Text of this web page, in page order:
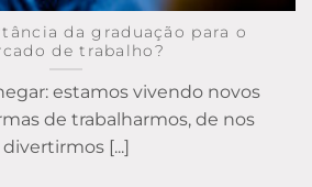
da graduação para o
de trabalho?
estamos vivendo novos
de trabalharmos, de nos
divertirmos [...]